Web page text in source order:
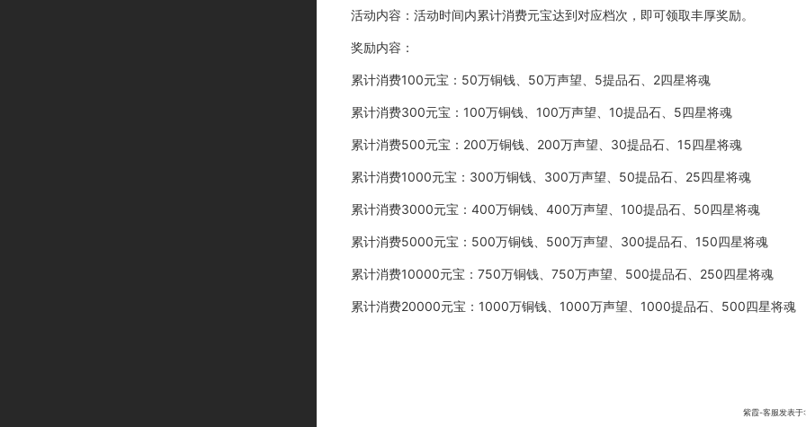
活动内容：活动时间内累计消费元宝达到对应档次，即可领取丰厚奖励。
奖励内容：
累计消费100元宝： 50万铜钱、50万声望、5提品石 2四星将魂
累计消费300元宝： 100万铜钱、100万声望、10提品石 5四星将魂
累计消费500元宝： 200万铜钱、200万声望、30提品石 15四星将魂
累计消费1000元宝： 300万铜钱、300万声望、50提品石 25四星将魂
累计消费3000元宝： 400万铜钱、400万声望、100提品石 50四星将魂
累计消费5000元宝： 500万铜钱、500万声望、300提品石 150四星将魂
累计消费10000元宝： 750万铜钱、750万声望、500提品石 250四星将魂
累计消费20000元宝： 1000万铜钱、1000万声望、1000提品石 500四星将魂
紫霞-客服发表